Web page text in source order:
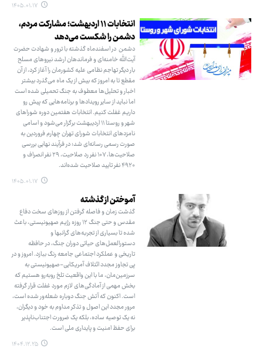
۱۴۰۵.۰۱.۱۷
انتخابات ۱۱ اردیهشت؛ مشارکت مردم،
دشمن را شکست می‌دهد
دشمن در اسفندماه گذشته با ترور و شهادت حضرت
آیت‌الله خامنه‌ای و فرماندهان ارشد نیروهای مسلح
بار دیگر تهاجم نظامی علیه کشورمان را آغاز کرد، از آن
مقطع تا به امروز که بیش از یک ماه می‌گذرد بیشتر
اخبار و تحلیل‌ها معطوف به جنگ تحمیلی شده است
اما نباید از سایر رویدادها و برنامه‌هایی که پیش رو
داریم غفلت کنیم. انتخابات هفتمین دوره شوراهای
شهر و روستا ۱۱ اردیبهشت برگزار می‌شود و اسامی
نامزدهای انتخابات شورای تهران چهارم فروردین به
صورت رسمی رسانه‌ای شد؛ در فرآیند نهایی بررسی
صلاحیت‌ها، ۱۰۷ نفر رد صلاحیت، ۲۹ نفر انصراف و
۴۹۲۰ نفر تایید صلاحیت شده‌اند.
۱۴۰۵.۰۱.۱۷
آموختن از گذشته
گذشت زمان و فاصله گرفتن از روزهای سخت دفاع
مقدس و حتی جنگ ۱۲ روزه رژیم صهیونیستی، باعث
شده تا بسیاری از تجربه‌های گرانبها و
دستورالعمل‌های حیاتی دوران جنگ، در حافظه
تاریخی و عملکرد اجتماعی جامعه رنگ ببازد. امروز و در
پی تجاوز مجدد ائتلاف آمریکایی-صهیونیستی به
سرزمین‌مان، ما با این واقعیت تلخ روبه‌رو هستیم که
بخش مهمی از آمادگی‌های لازم مورد غفلت قرار گرفته
است. اکنون که آتش جنگ دوباره شعله‌ور شده است،
مرور مجدد این اصول و تذکر مداوم به خود و دیگران،
نه یک توصیه ساده، بلکه یک ضرورت اجتناب‌ناپذیر
برای حفظ امنیت و پایداری ملی است.
۱۴۰۴.۱۲.۲۵